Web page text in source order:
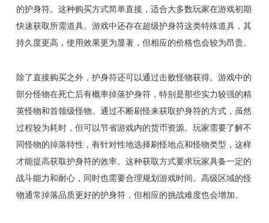
的护身符。这种购买方式简单直接，适合大多数玩家在游戏初期
快速获取所需道具。游戏中还存在超级护身符这类特殊道具，其
持久度更高，使用效果更为显著，但相应的价格也会较为昂贵。
除了直接购买之外，护身符还可以通过击败怪物获得。游戏中的
部分怪物在死亡后有概率掉落护身符，特别是那些实力较强的精
英怪物和首领级怪物。通过不断刷怪来获取护身符的方式，虽然
过程较为耗时，但可以节省游戏内的货币资源。玩家需要了解不
同怪物的掉落特性，有针对性地选择刷怪地点和怪物类型，这样
才能提高获取护身符的效率。这种获取方式要求玩家具备一定的
战斗能力和耐心，同时也需要合理规划游戏时间。高级区域的怪
物通常掉落品质更好的护身符，但相应的挑战难度也会增加。